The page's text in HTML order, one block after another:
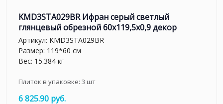
KMD3STA029BR Ифран серый светлый
глянцевый обрезной 60x119,5x0,9 декор
Артикул: KMD3STA029BR
Размер: 119*60 см
Вес: 15.384 кг
Плиток в упаковке: 3 шт
6 825.90 руб.